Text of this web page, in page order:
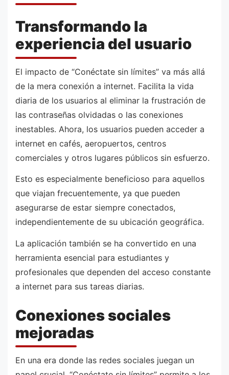
Transformando la
experiencia del usuario
El impacto de “Conéctate sin límites” va más allá
de la mera conexión a internet. Facilita la vida
diaria de los usuarios al eliminar la frustración de
las contraseñas olvidadas o las conexiones
inestables. Ahora, los usuarios pueden acceder a
internet en cafés, aeropuertos, centros
comerciales y otros lugares públicos sin esfuerzo.
Esto es especialmente beneficioso para aquellos
que viajan frecuentemente, ya que pueden
asegurarse de estar siempre conectados,
independientemente de su ubicación geográfica.
La aplicación también se ha convertido en una
herramienta esencial para estudiantes y
profesionales que dependen del acceso constante
a internet para sus tareas diarias.
Conexiones sociales
mejoradas
En una era donde las redes sociales juegan un